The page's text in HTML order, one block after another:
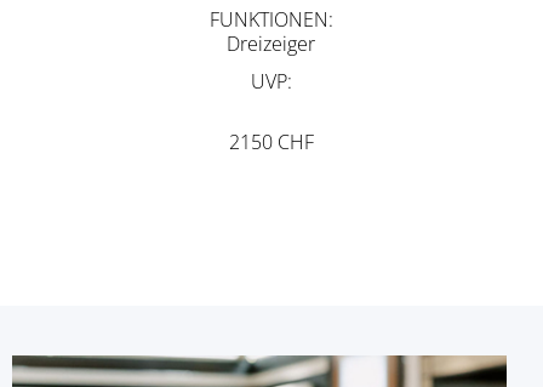
FUNKTIONEN
Dreizeiger
UVP
2150 CHF